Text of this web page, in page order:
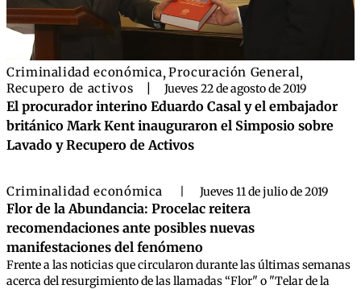
Criminalidad económica,Procuración General,
Recupero de activos Jueves 22 de agosto de 2019
El procurador interino Eduardo Casal y el embajador
británico Mark Kent inauguraron el Simposio sobre
Lavado y Recupero de Activos
Criminalidad económica Jueves 11 de julio de 2019
Flor de la Abundancia: Procelac reitera
recomendaciones ante posibles nuevas
manifestaciones del fenómeno
Frente a las noticias que circularon durante las últimas semanas
acerca del resurgimiento de las llamadas “Flor" o "Telar de la